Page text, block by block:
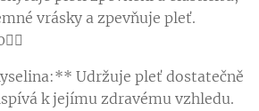
vrásky a zpevňuje pleť.
Udržuje pleť dostatečně
k jejímu zdravému vzhledu.